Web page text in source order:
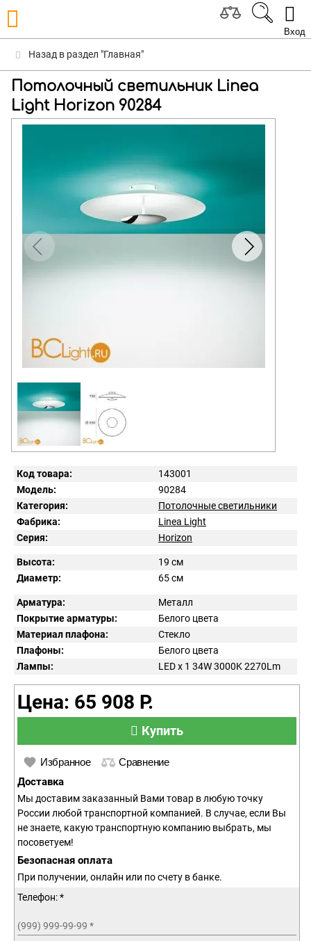
Вход
Назад в раздел "Главная"
Потолочный светильник Linea
Light Horizon 90284
Код товара:
143001
Модель:
90284
Категория:
Потолочные светильники
Фабрика:
Linea Light
Серия:
Horizon
Высота:
19 см
Диаметр:
65 см
Арматура:
Металл
Покрытие арматуры:
Белого цвета
Материал плафона:
Стекло
Плафоны:
Белого цвета
Лампы:
LED x 1 34W 3000K 2270Lm
Цена: 65 908 Р.
Купить
Избранное Сравнение
Доставка
Мы доставим заказанный Вами товар в любую точку
России любой транспортной компанией. В случае, если Вы
не знаете, какую транспортную компанию выбрать, мы
посоветуем!
Безопасная оплата
При получении, онлайн или по счету в банке.
Телефон: *
(999) 999-99-99 *